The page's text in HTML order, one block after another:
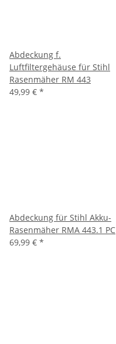
Abdeckung f.
Luftfiltergehäuse für Stihl
Rasenmäher RM 443
49,99 € *
Abdeckung für Stihl Akku-
Rasenmäher RMA 443.1 PC
69,99 € *